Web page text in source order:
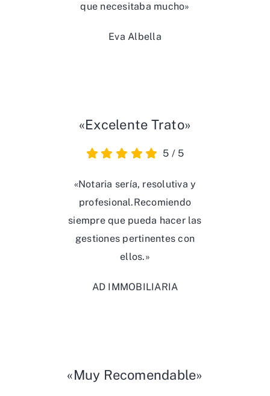
que necesitaba mucho»
Eva Albella
«Excelente Trato»
5 / 5
«Notaria sería, resolutiva y
profesional.Recomiendo
siempre que pueda hacer las
gestiones pertinentes con
ellos.»
AD IMMOBILIARIA
«Muy Recomendable»